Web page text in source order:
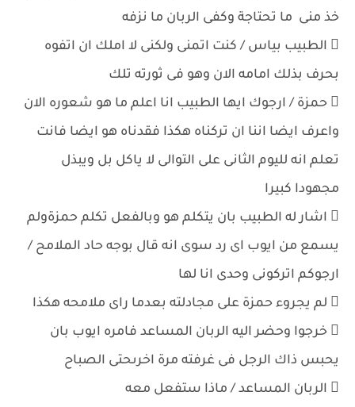
خذ منى ما تحتاجة وكفى الربان ما نزفه
 الطبيب بياس / كنت اتمنى ولكنى لا املك ان اتفوه
بحرف بذلك امامه الان وهو فى ثورته تلك
 حمزة / ارجوك ايها الطبيب انا اعلم ما هو شعوره الان
واعرف ايضا اننا ان تركناه هكذا فقدناه هو ايضا فانت
تعلم انه لليوم الثانى على التوالى لا ياكل بل ويبذل
مجهودا كبيرا
 اشار له الطبيب بان يتكلم هو وبالفعل تكلم حمزةولم
يسمع من ايوب اى رد سوى انه قال بوجه حاد الملامح /
ارجوكم اتركونى وحدى انا لها
 لم يجروء حمزة على مجادلته بعدما راى ملامحه هكذا
 خرجوا وحضر اليه الربان المساعد فامره ايوب بان
يحبس ذاك الرجل فى غرفته مرة اخرىحتى الصباح
 الربان المساعد / ماذا ستفعل معه